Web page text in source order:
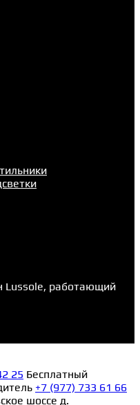
Lussole, работающий
25 Бесплатный
+7 (977) 733 61 66
шоссе д.